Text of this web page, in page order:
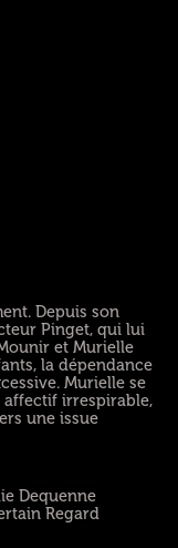
Depuis son
Pinget, qui lui
et Murielle
la dépendance
Murielle se
irrespirable,
une issue
Dequenne
Regard